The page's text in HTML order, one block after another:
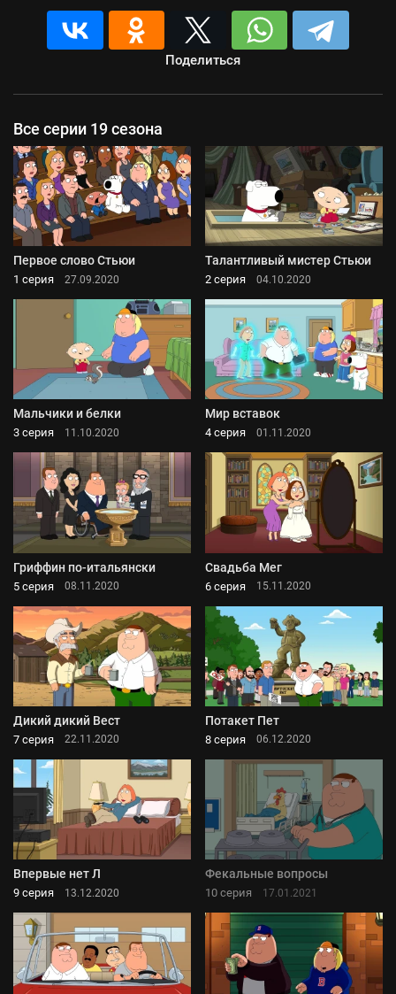
Поделиться
Все серии 19 сезона
Первое слово Стьюи
1 серия 27.09.2020
Талантливый мистер Стьюи
2 серия 04.10.2020
Мальчики и белки
3 серия 11.10.2020
Мир вставок
4 серия 01.11.2020
Гриффин по-итальянски
5 серия 08.11.2020
Свадьба Мег
6 серия 15.11.2020
Дикий дикий Вест
7 серия 22.11.2020
Потакет Пет
8 серия 06.12.2020
Впервые нет Л
9 серия 13.12.2020
Фекальные вопросы
10 серия 17.01.2021